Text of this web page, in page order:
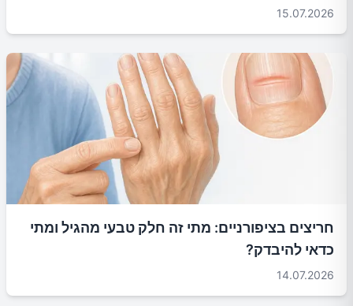
15.07.2026
חריצים בציפורניים: מתי זה חלק טבעי מהגיל ומתי
כדאי להיבדק?
14.07.2026